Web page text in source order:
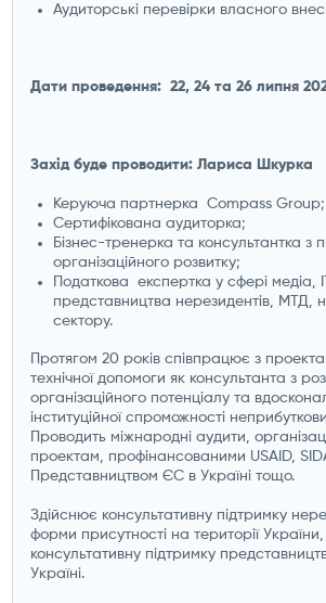
Аудиторські перевірки власного
Дати проведення: 22, 24 та 26 липня
Захід буде проводити: Лариса Шкурка
Керуюча партнерка Compass Group;
Сертифікована аудиторка;
Бізнес-тренерка та консультантка з
організаційного розвитку;
Податкова експертка у сфері медіа,
представництва нерезидентів, МТД,
сектору.
Протягом 20 років співпрацює з
технічної допомоги як консультанта з
організаційного потенціалу та
інституційної спроможності
Проводить міжнародні аудити,
проектам, профінансованими USAID,
Представництвом ЄС в Україні тощо.
Здійснює консультативну підтримку
форми присутності на території
консультативну підтримку
Україні.